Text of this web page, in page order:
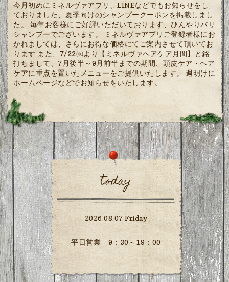
今月初めにミネルヴァアプリ、LINEなどでもお知らせをし
ておりました、夏季向けのシャンプークーポンを掲載しまし
た。 毎年お客様にご好評いただいております、ひんやりバリ
シャンプーでございます。 ミネルヴァアプリご登録者様にお
かれましては、さらにお得な価格にてご案内させて頂いてお
ります また、7/22㈬より【ミネルヴァヘアケア月間】と銘
打ちまして、7月後半～9月前半までの期間、頭皮ケア・ヘア
ケアに重点を置いたメニューをご提供いたします。 週明けに
ホームページなどでお知らせをいたします。
today
2026.08.07 Friday
平日営業 9：30～19：00